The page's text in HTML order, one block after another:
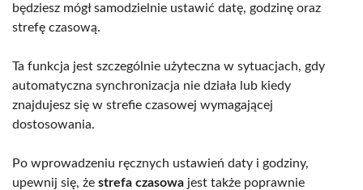
będziesz mógł samodzielnie ustawić datę, godzinę oraz
strefę czasową.
Ta funkcja jest szczególnie użyteczna w sytuacjach, gdy
automatyczna synchronizacja nie działa lub kiedy
znajdujesz się w strefie czasowej wymagającej
dostosowania.
Po wprowadzeniu ręcznych ustawień daty i godziny,
upewnij się, że strefa czasowa jest także poprawnie